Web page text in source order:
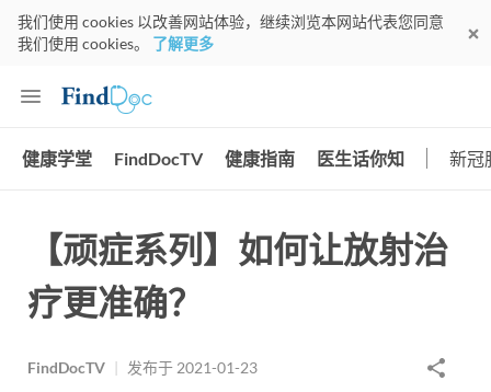
我们使用 cookies 以改善网站体验，继续浏览本网站代表您同意
我们使用 cookies。 了解更多
健康学堂 FindDocTV 健康指南 医生话你知 新冠
【顽症系列】如何让放射治
疗更准确？
FindDocTV | 发布于 2021-01-23